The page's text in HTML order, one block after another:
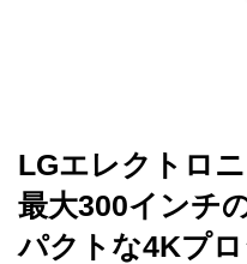
LGエレクトロ
最大300インチ
パクトな4Kプ